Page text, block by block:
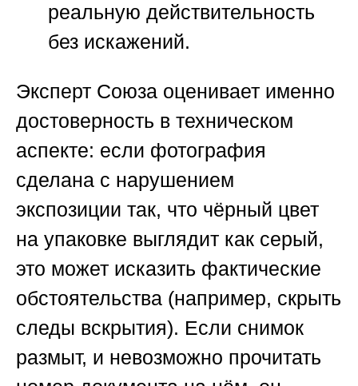
реальную действительность
без искажений.
Эксперт Союза оценивает именно
достоверность в техническом
аспекте: если фотография
сделана с нарушением
экспозиции так, что чёрный цвет
на упаковке выглядит как серый,
это может исказить фактические
обстоятельства (например, скрыть
следы вскрытия). Если снимок
размыт, и невозможно прочитать